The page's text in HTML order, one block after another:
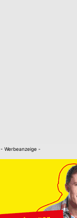
- Werbeanzeige -